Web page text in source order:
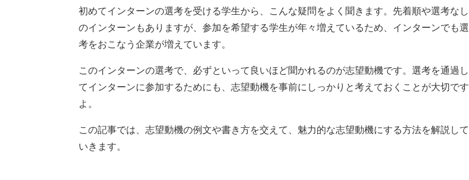
初めてインターンの選考を受ける学生から、こんな疑問をよく聞きます。先着順や選考なし
のインターンもありますが、参加を希望する学生が年々増えているため、インターンでも選
考をおこなう企業が増えています。
このインターンの選考で、必ずといって良いほど聞かれるのが志望動機です。選考を通過し
てインターンに参加するためにも、志望動機を事前にしっかりと考えておくことが大切です
よ。
この記事では、志望動機の例文や書き方を交えて、魅力的な志望動機にする方法を解説して
いきます。